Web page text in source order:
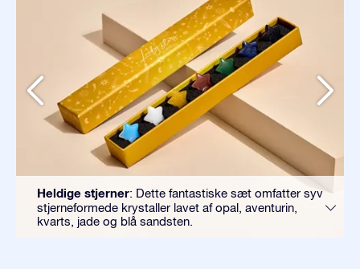
Heldige stjerner: Dette fantastiske sæt omfatter syv
stjerneformede krystaller lavet af opal, aventurin,
kvarts, jade og blå sandsten.